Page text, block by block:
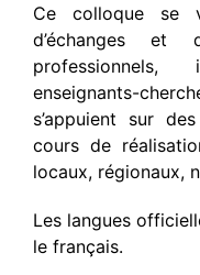
Ce colloque se
d’échanges et
professionnels,
enseignants-
s’appuient sur
cours de
locaux, régionaux,
Les langues
le français.